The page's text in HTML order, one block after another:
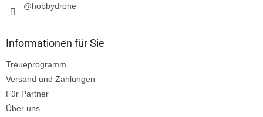
@hobbydrone
Informationen für Sie
Treueprogramm
Versand und Zahlungen
Für Partner
Über uns